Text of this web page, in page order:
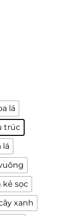
lá
trúc
lá
kẻ sọc
xanh